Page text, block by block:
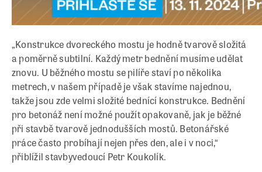
„Konstrukce dvoreckého mostu je hodně tvarově složitá
a poměrně subtilní. Každý metr bednění musíme udělat
znovu. U běžného mostu se pilíře staví po několika
metrech, v našem případě je však stavíme najednou,
takže jsou zde velmi složité bednící konstrukce. Bednění
pro betonáž není možné použít opakovaně, jak je běžné
při stavbě tvarově jednodušších mostů. Betonářské
práce často probíhají nejen přes den, ale i v noci,“
přiblížil stavbyvedoucí Petr Koukolík.